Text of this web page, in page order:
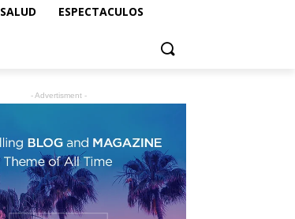
SALUD ESPECTACULOS
- Advertisment -